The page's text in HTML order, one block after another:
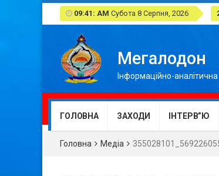
09:41: AM Субота 8 Серпня, 2026
Мегалодон
Інформаційно-
ГОЛОВНА ЗАХОДИ ІНТЕРВ”Ю
Головна Медіа